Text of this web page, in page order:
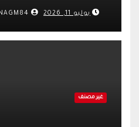
يوليو 11, 2026
غير مصنف